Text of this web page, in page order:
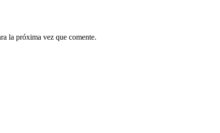
la próxima vez que comente.